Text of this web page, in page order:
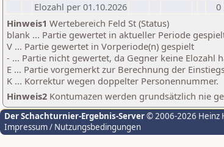
Elozahl per 01.10.2026
0
Hinweis1 Wertebereich Feld St (Status)
blank ... Partie gewertet in aktueller Periode
V ... Partie gewertet in Vorperiode(n) gespielt
- ... Partie nicht gewertet, da Gegner keine Elozahl
E ... Partie vorgemerkt zur Berechnung der
K ... Korrektur wegen doppelter Personennummer.
Hinweis2 Kontumazen werden grundsätzlich nie
Der Schachturnier-Ergebnis-Server© 2006-2026 Heinz
Impressum / Nutzungsbedingungen